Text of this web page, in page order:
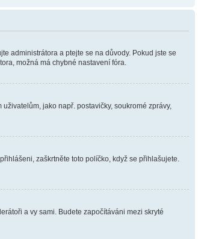
administrátora a ptejte se na důvody. Pokud jste se
možná má chybné nastavení fóra.
jako např. postavičky, soukromé zprávy,
zaškrtněte toto políčko, když se přihlašujete.
a vy sami. Budete započítáváni mezi skryté